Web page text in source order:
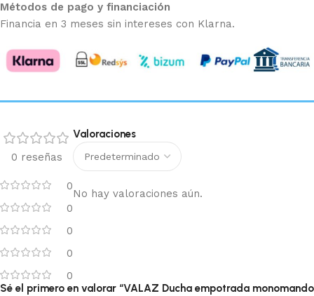
Métodos de pago y financiación
Financia en 3 meses sin intereses con Klarna.
0 reseñas
0
0
0
0
0
Valoraciones
No hay valoraciones aún.
Sé el primero en valorar “VALAZ Ducha empotrada monomando